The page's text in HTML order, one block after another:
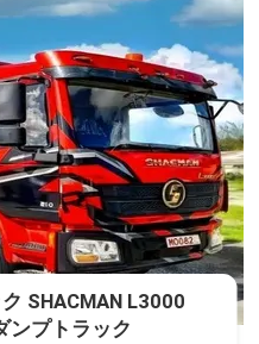
SHACMAN L3000
ンプトラック